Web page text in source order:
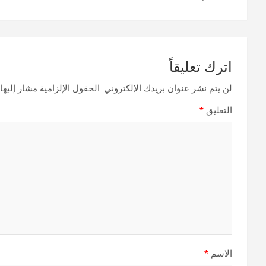
اترك تعليقاً
لن يتم نشر عنوان بريدك الإلكتروني. الحقول الإلزامية مشار
التعليق *
الاسم *